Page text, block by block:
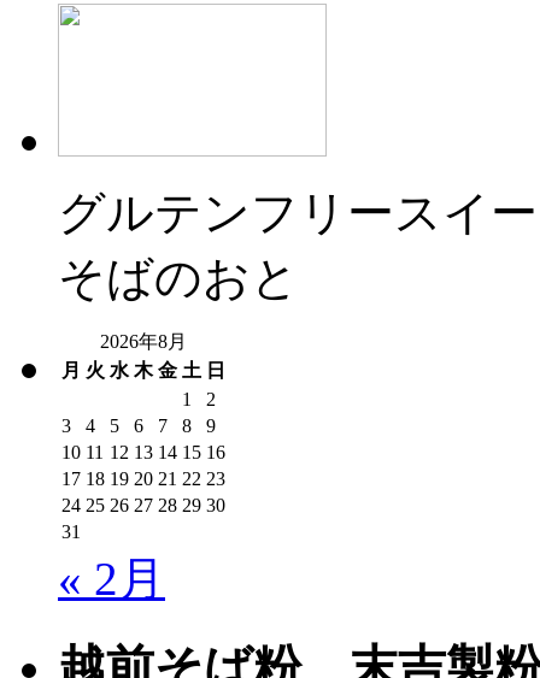
グルテンフリースイ
そばのおと
2026年8月
月 火 水 木 金 土 日
1
2
3
4 5 6 7 8
9
10 11 12 13 14 15 16
17 18 19 20 21 22 23
24 25 26 27 28 29 30
31
« 2月